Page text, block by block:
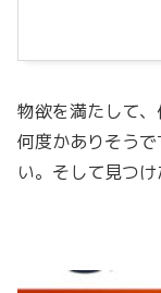
物欲を満たして
何度かありそう
い。そして見つけ